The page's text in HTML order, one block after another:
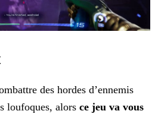
des hordes d’ennemis
loufoques, alors ce jeu va vous